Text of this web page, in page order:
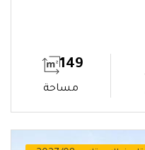
149
مساحة